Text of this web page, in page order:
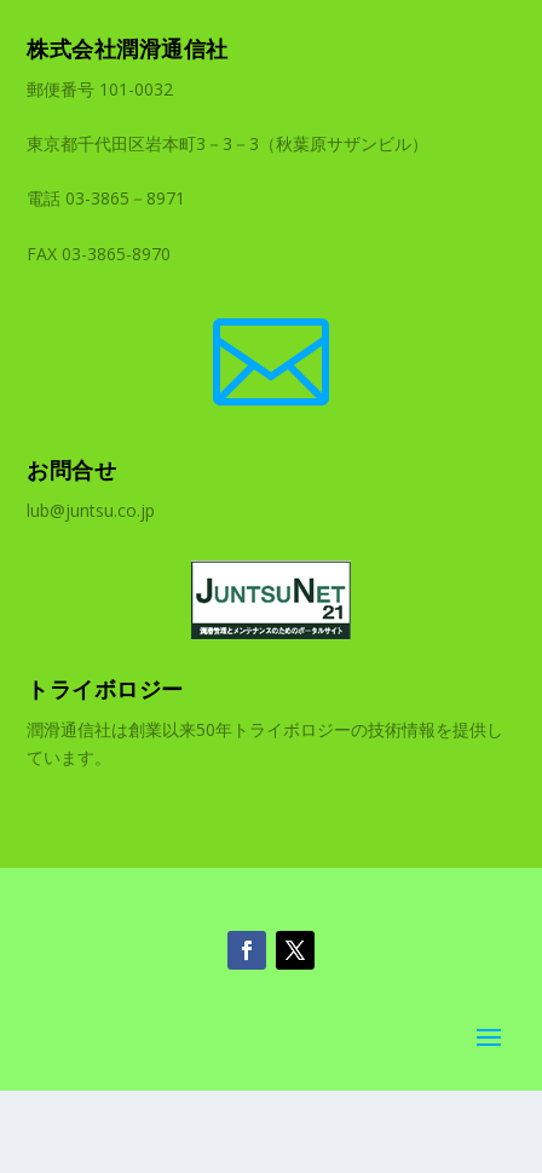
株式会社潤滑通信社
郵便番号 101-0032
東京都千代田区岩本町3－3－3（秋葉原サザンビル）
電話 03-3865－8971
FAX 03-3865-8970

お問合せ
lub@juntsu.co.jp
トライボロジー
潤滑通信社は創業以来50年トライボロジーの技術情報を提供し
ています。